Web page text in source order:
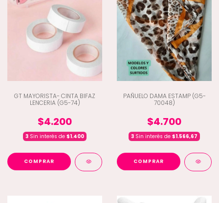
GT MAYORISTA- CINTA BIFAZ
LENCERIA (G5-74)
$4.200
3 Sin interés de $1.400
COMPRAR
PAÑUELO DAMA ESTAMP (G5-
70048)
$4.700
3 Sin interés de $1.566,67
COMPRAR